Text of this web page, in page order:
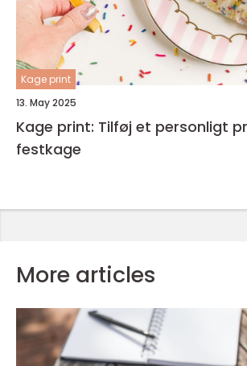
Kage print
13. May 2025
Kage print: Tilføj et personligt
festkage
More articles